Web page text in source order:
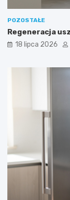
POZOSTAŁE
Regeneracja
18 lipca 2026